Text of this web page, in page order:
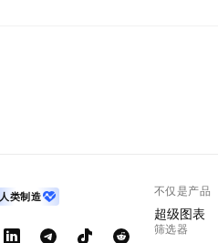
人类制造 不仅是产品
超级图表
筛选器